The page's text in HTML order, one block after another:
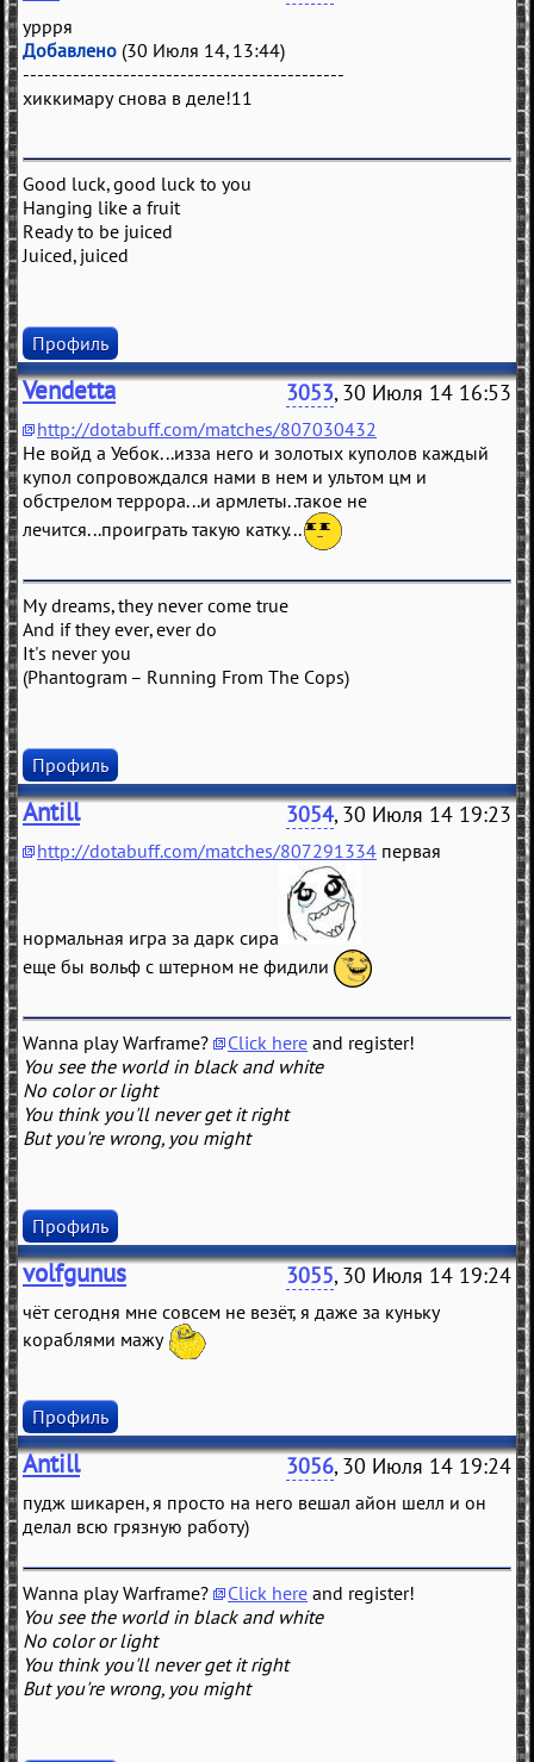
уррря
Добавлено (30 Июля 14, 13:44)
---------------------------------------------
хиккимару снова в деле!11
Good luck, good luck to you
Hanging like a fruit
Ready to be juiced
Juiced, juiced
Профиль
Vendetta 3053, 30 Июля 14 16:53
http://dotabuff.com/matches/807030432
Не войд а Уебок...изза него и золотых куполов каждый
купол сопровождался нами в нем и ультом цм и
обстрелом террора...и армлеты..такое не
лечится...проиграть такую катку...
My dreams, they never come true
And if they ever, ever do
It's never you
(Phantogram – Running From The Cops)
Профиль
Antill 3054, 30 Июля 14 19:23
http://dotabuff.com/matches/807291334 первая
нормальная игра за дарк сира
еще бы вольф с штерном не фидили
Wanna play Warframe? Click here and register!
You see the world in black and white
No color or light
You think you'll never get it right
But you're wrong, you might
Профиль
volfgunus 3055, 30 Июля 14 19:24
чёт сегодня мне совсем не везёт, я даже за куньку
кораблями мажу
Профиль
Antill 3056, 30 Июля 14 19:24
пудж шикарен, я просто на него вешал айон шелл и он
делал всю грязную работу)
Wanna play Warframe? Click here and register!
You see the world in black and white
No color or light
You think you'll never get it right
But you're wrong, you might